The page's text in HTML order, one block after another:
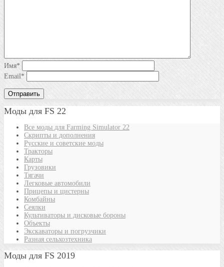
Имя*
Email*
Моды для FS 22
Все моды для Farming Simulator 22
Скрипты и дополнения
Русские и советские моды
Тракторы
Карты
Грузовики
Тягачи
Легковые автомобили
Прицепы и цистерны
Комбайны
Сеялки
Культиваторы и дисковые бороны
Объекты
Экскаваторы и погрузчики
Разная сельхозтехника
Моды для FS 2019